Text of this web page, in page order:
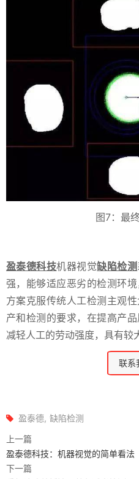
图7：最
盈泰德科技机器视觉缺陷检测
强，能够适应恶劣的检测环
方案克服传统人工检测主观
产和检测的要求，在提高产
减轻人工的劳动强度，具有较
联系
盈泰德 缺陷检测
上一篇
盈泰德科技：机器视觉的简单看法
下一篇